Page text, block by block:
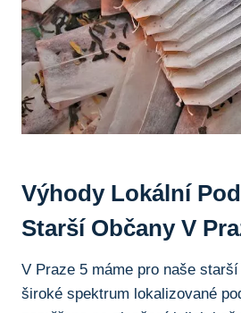
Výhody Lokální
Starší Občany V
V Praze 5 máme pro naše
široké spektrum lokalizované